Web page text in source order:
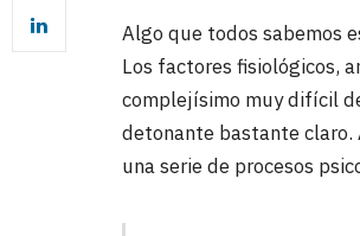
Algo que todos sabemos
Los factores fisiológicos,
complejísimo muy difícil
detonante bastante claro.
una serie de procesos